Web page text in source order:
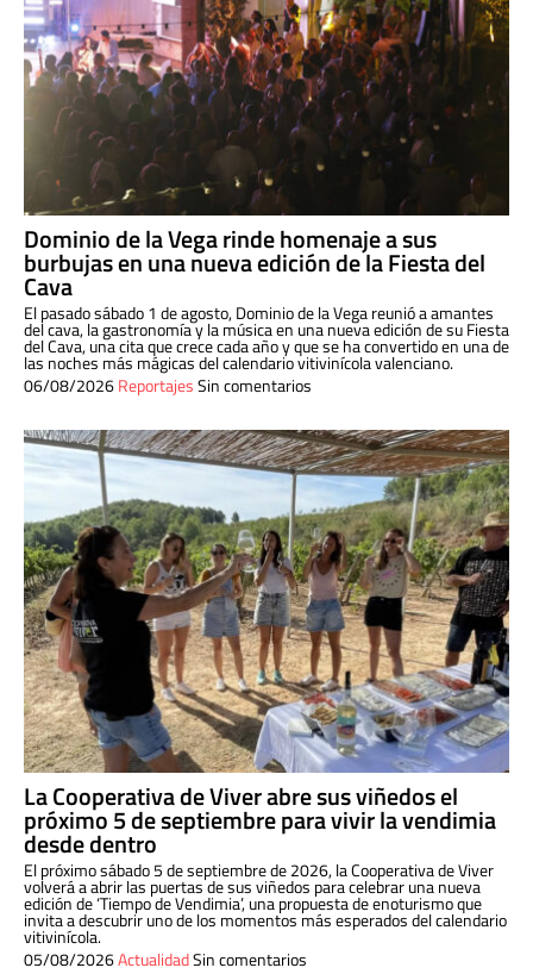
Dominio de la Vega rinde homenaje a sus
burbujas en una nueva edición de la Fiesta del
Cava
El pasado sábado 1 de agosto, Dominio de la Vega reunió a amantes
del cava, la gastronomía y la música en una nueva edición de su Fiesta
del Cava, una cita que crece cada año y que se ha convertido en una de
las noches más mágicas del calendario vitivinícola valenciano.
06/08/2026ReportajesSin comentarios
La Cooperativa de Viver abre sus viñedos el
próximo 5 de septiembre para vivir la vendimia
desde dentro
El próximo sábado 5 de septiembre de 2026, la Cooperativa de Viver
volverá a abrir las puertas de sus viñedos para celebrar una nueva
edición de ‘Tiempo de Vendimia’, una propuesta de enoturismo que
invita a descubrir uno de los momentos más esperados del calendario
vitivinícola.
05/08/2026ActualidadSin comentarios